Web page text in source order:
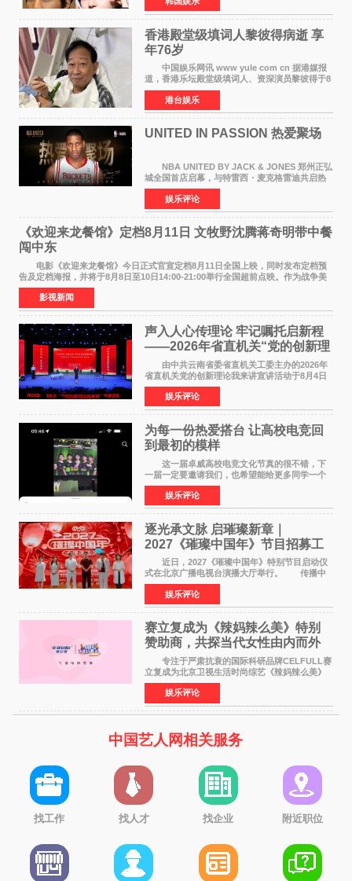
近也被选为某在线中介平台A公司的共同广告代言
人，两人将作
香港殿堂级填词人黎彼得病逝 享
年76岁​
中国娱乐网讯 www yule com cn 据港媒报
道，香港乐坛殿堂级填词人、资深演员黎彼得于8
月5日上午因病离世，终年76岁。好友钟志光透
露，黎彼得今年3月中风后便卧床休养，身体机能
持续衰退，最
港台娱乐
UNITED IN PASSION 热爱聚场
NBA UNITED BY JACK & JONES 郑州正弘
城全国首店启幕，与特雷西・麦克格雷迪共启热
爱 2026 年7 月21 日，
NBAUNITEDBYJACK&JONES 全国首店，于郑
州正弘城正式启幕。NBA 传奇球星
娱乐评论
《欢迎来龙餐馆》定档8月11日 文牧野沈腾蒋奇明带中餐
闯中东
电影《欢迎来龙餐馆》今日正式官宣定档8月11日全国上映，同时发布定档预
告及定档海报，并将于8月8日至10日14:00-21:00举行全国超前点映。作为战争美
食大片，影片讲述的是中国厨师徐福（沈腾
影视新闻
声入人心传理论 牢记嘱托启新程
——2026年省直机关“党的创新理
论我来讲”宣讲活动圆满落幕
由中共云南省委省直机关工委主办的2026年
省直机关党的创新理论我来讲宣讲活动于8月4日
至5日在昆明举办。活动以 "牢记嘱托 感恩奋进
开创云南发展新局面 "为主题，坚持以新时代中国
特色社会主义
娱乐评论
为每一份热爱搭台 让高校电竞回
到最初的模样
这一届卓威高校电竞文化节真的很不错，下
一届一定要邀请我们，也希望能给更多同学一个
来到现场的机会。 2026卓威高校电竞文化节
已经落下帷幕，在活动结束后，仍有不少高校电
竞社负责人和现
娱乐评论
逐光承文脉 启璀璨新章｜
2027《璀璨中国年》节目招募工
作圆满启动
近日，2027《璀璨中国年》特别节目启动仪
式在北京广播电视台演播大厅举行。 传播中
华优秀传统文化，弘扬纯正国风艺术，打造高规
格、高质感、正能量的文艺盛典，是璀璨中国年
矢志不渝的初心
娱乐评论
赛立复成为《辣妈辣么美》特别
赞助商，共探当代女性由内而外
活力美
专注于严肃抗衰的国际科研品牌CELFULL赛
立复成为北京卫视生活时尚综艺《辣妈辣么美》
的特别赞助商,明星辣妈袁咏仪倾情参与，向广大
都市女性传递健康生活新主张，寄语当代女性在
家庭与自我之间
娱乐评论
中国艺人网相关服务
找工作 找人才 找企业 附近职位